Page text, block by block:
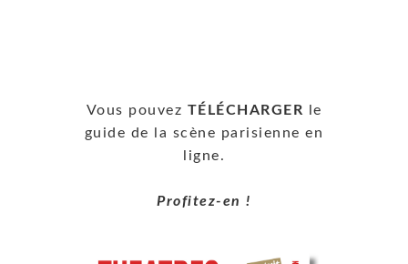
Vous pouvez TÉLÉCHARGER le
guide de la scène parisienne en
ligne.
Profitez-en !